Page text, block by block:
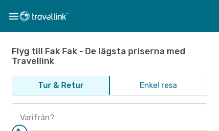
Flyg till Fak Fak - De lägsta priserna med
Travellink
Tur & Retur Enkel resa
Varifrån?